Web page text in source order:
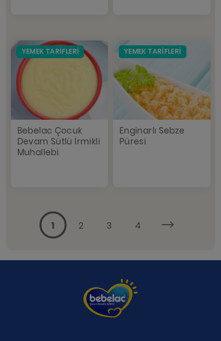
Bebelac Çocuk
Devam Sütlü İrmikli
Muhallebi
YEMEK TARIFLERI
Enginarlı Sebze
Püresi
YEMEK TARIFLERI
1 2 3 4